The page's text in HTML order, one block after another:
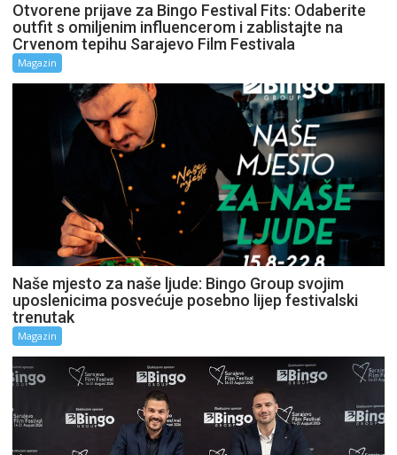
Otvorene prijave za Bingo Festival Fits: Odaberite
outfit s omiljenim influencerom i zablistajte na
Crvenom tepihu Sarajevo Film Festivala
Magazin
Naše mjesto za naše ljude: Bingo Group svojim
uposlenicima posvećuje posebno lijep festivalski
trenutak
Magazin